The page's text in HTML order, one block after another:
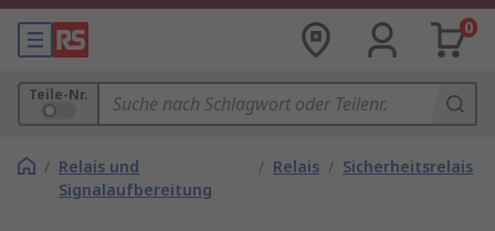
0
Teile-Nr.
/ Relais und
Signalaufbereitung
/ Relais / Sicherheitsrelais